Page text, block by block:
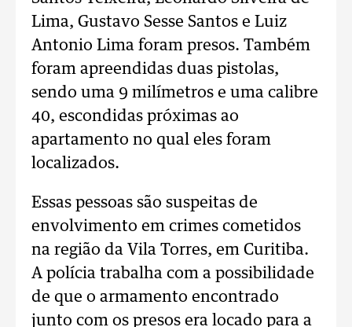
Lima, Gustavo Sesse Santos e Luiz
Antonio Lima foram presos. Também
foram apreendidas duas pistolas,
sendo uma 9 milímetros e uma calibre
40, escondidas próximas ao
apartamento no qual eles foram
localizados.
Essas pessoas são suspeitas de
envolvimento em crimes cometidos
na região da Vila Torres, em Curitiba.
A polícia trabalha com a possibilidade
de que o armamento encontrado
junto com os presos era locado para a